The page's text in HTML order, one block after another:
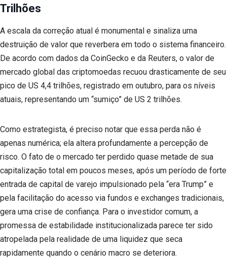
Trilhões
A escala da correção atual é monumental e sinaliza uma
destruição de valor que reverbera em todo o sistema financeiro.
De acordo com dados da CoinGecko e da Reuters, o valor de
mercado global das criptomoedas recuou drasticamente de seu
pico de US 4,4 trilhões, registrado em outubro, para os níveis
atuais, representando um “sumiço” de US 2 trilhões.
Como estrategista, é preciso notar que essa perda não é
apenas numérica; ela altera profundamente a percepção de
risco. O fato de o mercado ter perdido quase metade de sua
capitalização total em poucos meses, após um período de forte
entrada de capital de varejo impulsionado pela “era Trump” e
pela facilitação do acesso via fundos e exchanges tradicionais,
gera uma crise de confiança. Para o investidor comum, a
promessa de estabilidade institucionalizada parece ter sido
atropelada pela realidade de uma liquidez que seca
rapidamente quando o cenário macro se deteriora.